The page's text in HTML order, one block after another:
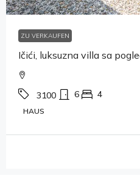
ZU VERKAUFEN
Ičići, luksuzna villa sa
3100 6 4
HAUS